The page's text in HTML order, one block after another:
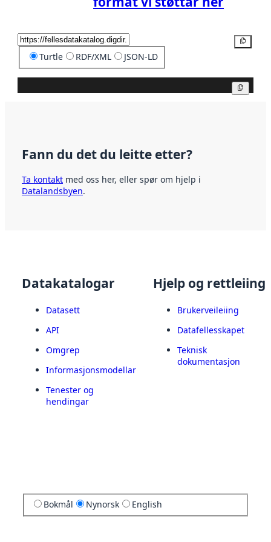
Turtle RDF/XML JSON-LD
Fann du det du leitte etter?
Ta kontakt med oss her, eller spør om hjelp i
Datalandsbyen.
Datakatalogar
Datasett
API
Omgrep
Informasjonsmodellar
Tenester og
hendingar
Hjelp og rettleiing
Brukerveileiing
Datafellesskapet
Teknisk
dokumentasjon
Bokmål Nynorsk English